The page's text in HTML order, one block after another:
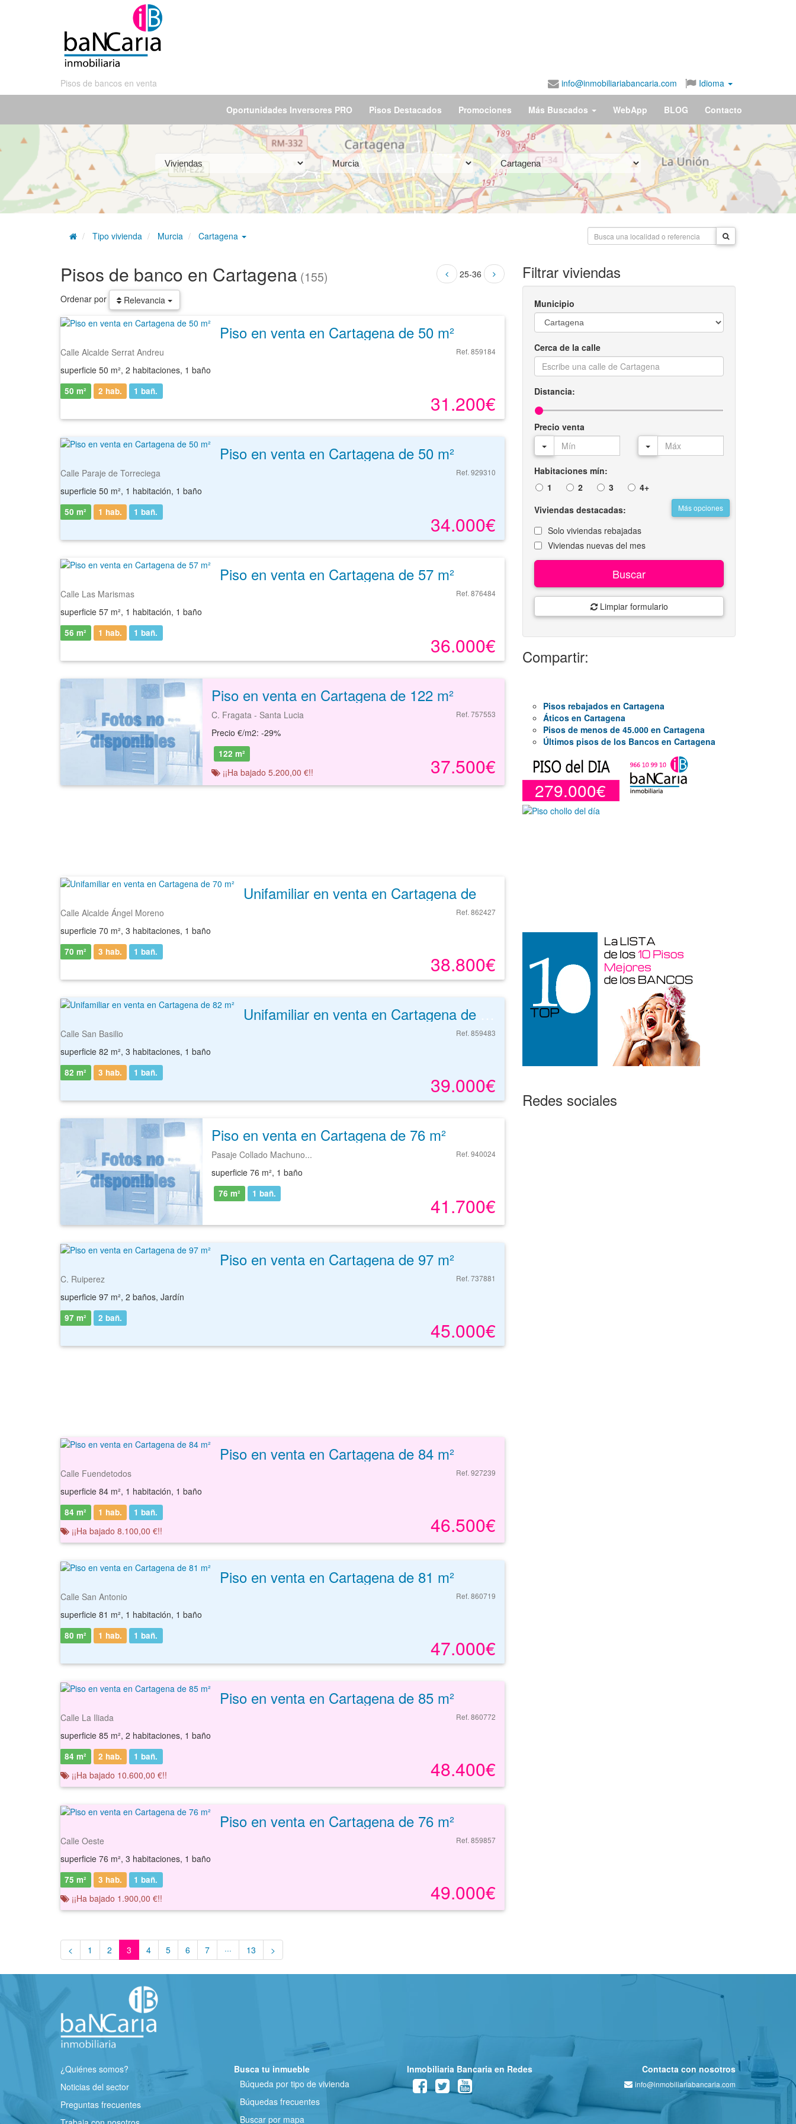
Pisos de bancos en venta info@inmobiliariabancaria.com Idioma
Oportunidades Inversores PRO Pisos Destacados Promociones Más Buscados WebApp BLOG Contacto
Tipo vivienda Murcia Cartagena
25-36
Pisos de banco en Cartagena (155)
Ordenar por Relevancia
Piso en venta en Cartagena de 50 m²
Calle Alcalde Serrat Andreu Ref. 859184
superficie 50 m², 2 habitaciones, 1 baño
31.200€
50 m² 2 hab. 1 bañ.
Piso en venta en Cartagena de 50 m²
Calle Paraje de Torreciega Ref. 929310
superficie 50 m², 1 habitación, 1 baño
34.000€
50 m² 1 hab. 1 bañ.
Piso en venta en Cartagena de 57 m²
Calle Las Marismas Ref. 876484
superficie 57 m², 1 habitación, 1 baño
36.000€
56 m² 1 hab. 1 bañ.
Piso en venta en Cartagena de 122 m²
C. Fragata - Santa Lucia Ref. 757553
Precio €/m2: -29%
37.500€
122 m²
¡¡Ha bajado 5.200,00 €!!
Calle Alcalde Ángel Moreno Ref. 862427
superficie 70 m², 3 habitaciones, 1 baño
38.800€
70 m² 3 hab. 1 bañ.
Calle San Basilio Ref. 859483
superficie 82 m², 3 habitaciones, 1 baño
39.000€
82 m² 3 hab. 1 bañ.
Piso en venta en Cartagena de 76 m²
Pasaje Collado Machuno... Ref. 940024
superficie 76 m², 1 baño
41.700€
76 m² 1 bañ.
Piso en venta en Cartagena de 97 m²
C. Ruiperez Ref. 737881
superficie 97 m², 2 baños, Jardín
45.000€
97 m² 2 bañ.
Piso en venta en Cartagena de 84 m²
Calle Fuendetodos Ref. 927239
superficie 84 m², 1 habitación, 1 baño
46.500€
84 m² 1 hab. 1 bañ.
¡¡Ha bajado 8.100,00 €!!
Piso en venta en Cartagena de 81 m²
Calle San Antonio Ref. 860719
superficie 81 m², 1 habitación, 1 baño
47.000€
80 m² 1 hab. 1 bañ.
Piso en venta en Cartagena de 85 m²
Calle La Iliada Ref. 860772
superficie 85 m², 2 habitaciones, 1 baño
48.400€
84 m² 2 hab. 1 bañ.
¡¡Ha bajado 10.600,00 €!!
Piso en venta en Cartagena de 76 m²
Calle Oeste Ref. 859857
superficie 76 m², 3 habitaciones, 1 baño
49.000€
75 m² 3 hab. 1 bañ.
¡¡Ha bajado 1.900,00 €!!
< 1 2 3 4 5 6 7 ··· 13 >
Filtrar viviendas
Municipio
Cerca de la calle
Distancia:
Precio venta
Habitaciones mín:
1
2 3 4+
Más opciones
Viviendas destacadas:
Solo viviendas rebajadas
Viviendas nuevas del mes
Buscar
Limpiar formulario
Compartir:
Pisos rebajados en Cartagena
Áticos en Cartagena
Pisos de menos de 45.000 en Cartagena
Últimos pisos de los Bancos en Cartagena
279.000€
Redes sociales
¿Quiénes somos?
Noticias del sector
Preguntas frecuentes
Busca tu inmueble
Búqueda por tipo de vivienda
Búquedas frecuentes
Buscar por mapa
Inmobiliaria Bancaria en Redes Contacta con nosotros
info@inmobiliariabancaria.com